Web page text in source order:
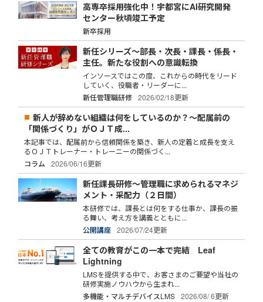
高専卒採用強化中！宇都宮にAI研究開発
センター秋頃竣工予定
新卒採用
新任シリーズ～部長・次長・課長・係長・
主任。新たな役割への意識転換
インソースではこの度、これからの時代をリード
していく、役職者・リーダーに...
新任管理職研修
2026/02/18更新
新人が辞めない組織は何をしているのか？～配属前の
「関係づくり」がＯＪＴ成...
本記事では、配属前から信頼関係を築き、新人の定着と成長を支え
るＯＪＴトレーナー・トレーニーの関係づく...
コラム
2026/06/16更新
新任課長研修～管理職に求められるマネジ
メント・采配力（２日間）
本研修では、課長とは何をする仕事か、課長の振
る舞い、考え方を講義とともに...
公開講座
2026/07/24更新
全ての教育がこの一本で完結 Leaf
Lightning
LMSを提供する中で、お客さまのご要望や当社の
研修実施ノウハウから生まれ...
多機能・マルチデバイスLMS
2026/08/ 6更新